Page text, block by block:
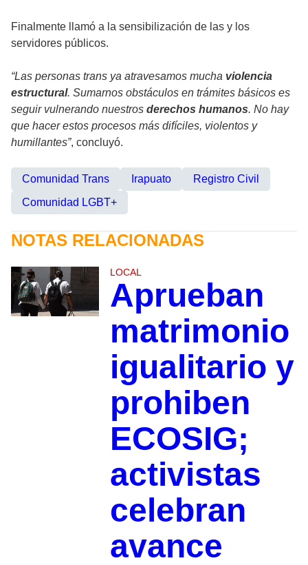
Finalmente llamó a la sensibilización de las y los
servidores públicos.
“Las personas trans ya atravesamos mucha violencia
estructural. Sumarnos obstáculos en trámites básicos es
seguir vulnerando nuestros derechos humanos. No hay
que hacer estos procesos más difíciles, violentos y
humillantes”, concluyó.
Comunidad Trans Irapuato
Registro Civil
Comunidad LGBT+
NOTAS RELACIONADAS
LOCAL
Aprueban
matrimonio
igualitario y
prohiben
ECOSIG;
activistas
celebran
avance